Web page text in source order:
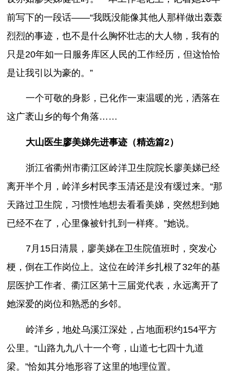
前写下的一段话——“我既没能像其他人那样做出轰轰
烈烈的事迹，也不是什么胸怀壮志的大人物，我有的
只是20年如一日服务库区人民的工作经历，但这恰恰
是让我引以为豪的。”
一个可敬的身影，已化作一束温暖的光，洒落在
这广袤山乡的每个角落……
大山医生廖美娣先进事迹（精选篇2）
浙江省衢州市衢江区岭洋卫生院院长廖美娣已经
离开半个月，岭洋乡村民李玉清还是没有缓过来。“那
天路过卫生院，习惯性地想去看看美娣，突然想到她
已经不在了，心里像被针扎到一样疼。”她说。
7月15日清晨，廖美娣在卫生院值班时，突发心
梗，倒在工作岗位上。这位在岭洋乡扎根了32年的基
层医护工作者、衢江区第十三届党代表，永远离开了
她深爱的岗位和熟悉的乡邻。
岭洋乡，地处乌溪江深处，占地面积约154平方
公里。“山路九九八十一个弯，山道七七四十九道
梁。”恰如其分地形容了这里的地理位置。